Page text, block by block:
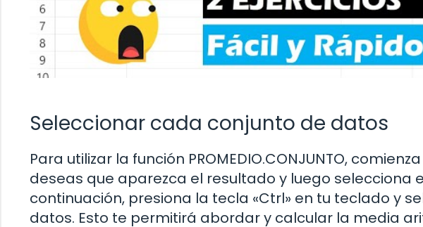
Seleccionar cada conjunto de datos
Para utilizar la función PROMEDIO.CONJUNTO,
deseas que aparezca el resultado y luego selecciona
continuación, presiona la tecla «Ctrl» en tu teclado y
datos. Esto te permitirá abordar y calcular la media